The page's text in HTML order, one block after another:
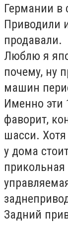
Германии в
Приводили
продавали.
Люблю я
почему, ну
машин
Именно эти
фаворит,
шасси.
у дома
Задний